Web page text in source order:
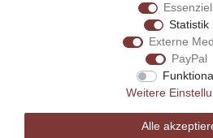
Vertrag
Bezahlen Sie
Statistik
Externe
PayPal
Weitere
Alle